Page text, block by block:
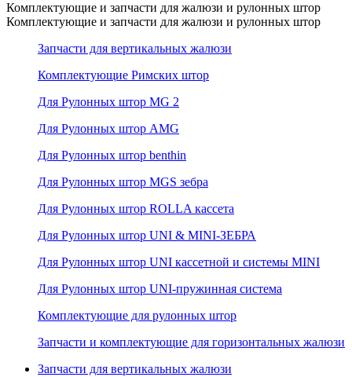
Комплектующие и запчасти для жалюзи и рулонных штор
Комплектующие и запчасти для жалюзи и рулонных штор
Запчасти для вертикальных жалюзи
Комплектующие Римских штор
Для Рулонных штор MG 2
Для Рулонных штор AMG
Для Рулонных штор benthin
Для Рулонных штор MGS зебра
Для Рулонных штор ROLLA кассета
Для Рулонных штор UNI & MINI-ЗЕБРА
Для Рулонных штор UNI кассетной и системы MINI
Для Рулонных штор UNI-пружинная система
Комплектующие для рулонных штор
Запчасти и комплектующие для горизонтальных жалюзи
Запчасти для вертикальных жалюзи